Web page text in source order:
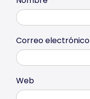
Correo electrónico
Web